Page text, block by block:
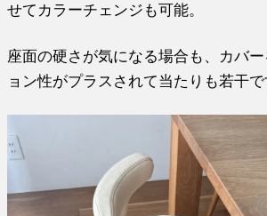
せてカラーチェンジも可能。
座面の硬さが気になる場合も、カバ
ョン性がプラスされて当たりも若干で